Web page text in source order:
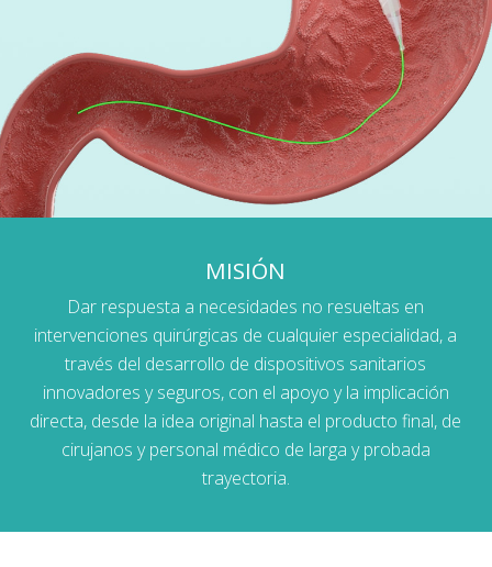
MISIÓN
Dar respuesta a necesidades no resueltas en
intervenciones quirúrgicas de cualquier especialidad, a
través del desarrollo de dispositivos sanitarios
innovadores y seguros, con el apoyo y la implicación
directa, desde la idea original hasta el producto final, de
cirujanos y personal médico de larga y probada
trayectoria.